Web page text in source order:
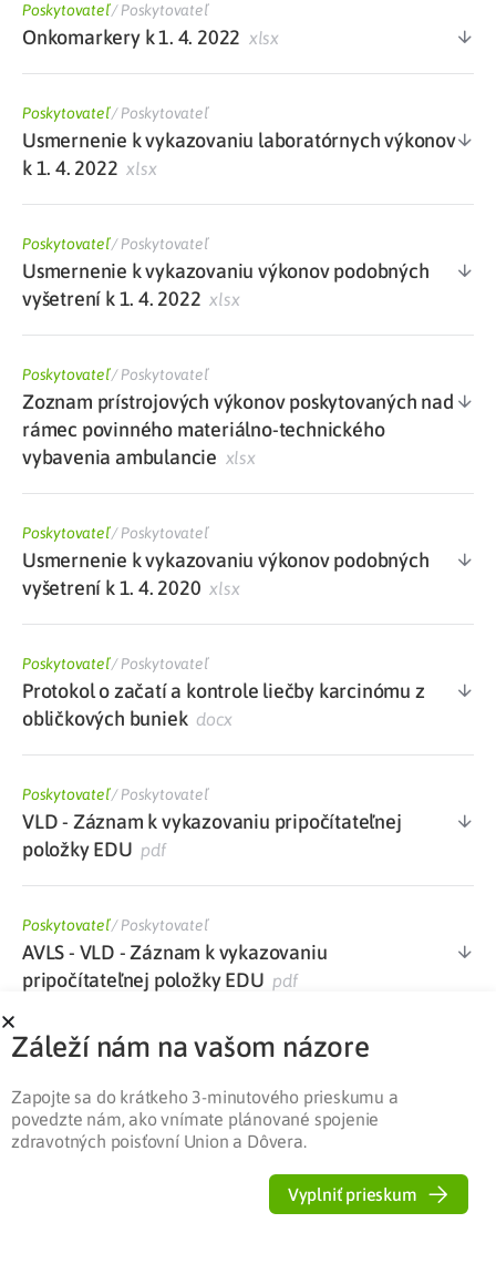
Poskytovateľ/Poskytovateľ
Onkomarkery k 1. 4. 2022 xlsx
Poskytovateľ/Poskytovateľ
Usmernenie k vykazovaniu laboratórnych výkonov
k 1. 4. 2022 xlsx
Poskytovateľ/Poskytovateľ
Usmernenie k vykazovaniu výkonov podobných
vyšetrení k 1. 4. 2022 xlsx
Poskytovateľ/Poskytovateľ
Zoznam prístrojových výkonov poskytovaných nad
rámec povinného materiálno-technického
vybavenia ambulancie xlsx
Poskytovateľ/Poskytovateľ
Usmernenie k vykazovaniu výkonov podobných
vyšetrení k 1. 4. 2020 xlsx
Poskytovateľ/Poskytovateľ
Protokol o začatí a kontrole liečby karcinómu z
obličkových buniekdocx
Poskytovateľ/Poskytovateľ
VLD - Záznam k vykazovaniu pripočítateľnej
položky EDU pdf
Poskytovateľ/Poskytovateľ
AVLS - VLD - Záznam k vykazovaniu
pripočítateľnej položky EDU pdf
Poskytovateľ/Poskytovateľ
pacienta v diabetologickej ambulanciidocx
Zoznam kategorizovaného ŠZM s maximálne
Záleží nám na vašom názore
Zapojte sa do krátkeho 3-minutového prieskumu a
povedzte nám, ako vnímate plánované spojenie
zdravotných poisťovní Union a Dôvera.
Vyplniť prieskum